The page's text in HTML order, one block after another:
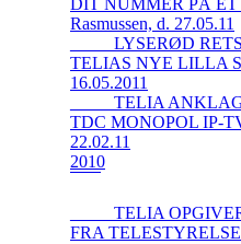
DIT NUMMER PÅ
Rasmussen, d. 27.05.11
_____LYSERØD
TELIAS NYE LILLA
16.05.2011
_____TELIA
TDC MONOPOL IP-
22.02.11
2010
_____TELIA
FRA